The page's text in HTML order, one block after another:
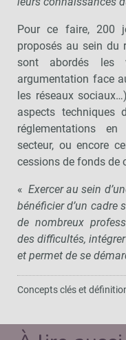
Pour ce faire, 200
proposés au sein du
sont abordés les
argumentation face
les réseaux
aspects techniques
réglementations
secteur, ou encore
cessions de fonds de
« Exercer au sein
bénéficier d’un cadre
de nombreux
des difficultés,
et permet de se
Concepts clés et